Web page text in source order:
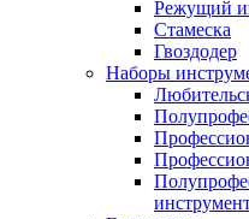
Режущий
Стамеска
Гвоздодер
Наборы